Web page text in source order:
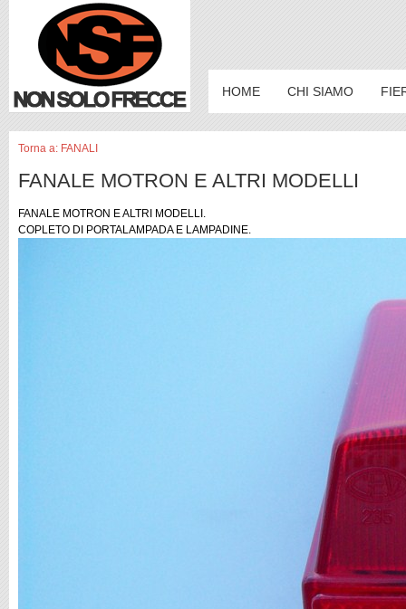
HOME CHI SIAMO
Torna a: FANALI
FANALE MOTRON E ALTRI MODELLI
FANALE MOTRON E ALTRI MODELLI.
COPLETO DI PORTALAMPADA E LAMPADINE.